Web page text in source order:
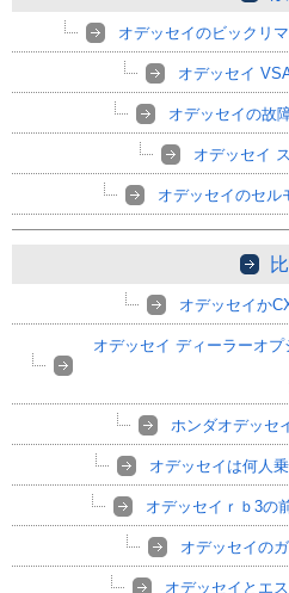
オデッセイのビックリ
オデッセイ
オデッセイの故
オデッセイ
オデッセイのセル
オデッセイか
オデッセイ ディーラーオ
ホンダオデッセ
オデッセイは何人
オデッセイｒｂ3の
オデッセイの
オデッセイとエ